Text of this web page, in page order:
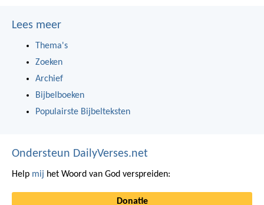
Lees meer
Thema's
Zoeken
Archief
Bijbelboeken
Populairste Bijbelteksten
Ondersteun DailyVerses.net
Help mij het Woord van God verspreiden:
Donatie